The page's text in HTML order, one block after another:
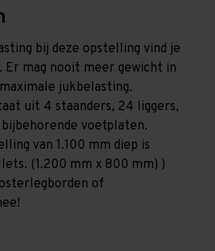
bij deze opstelling vind je
Er mag nooit meer gewicht in
jukbelasting.
uit 4 staanders, 24 liggers,
voetplaten.
van 1.100 mm diep is
(1.200 mm x 800 mm) )
of